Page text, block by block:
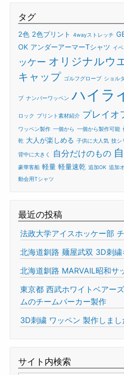
タグ
2色 2色プリント 4wayストレッチ
OK アンダーアーマーTシャツ イ
ッケー オリジナルウ
キャップ ゴルフグローブ ショル
ブ ナンバーワッペン ハイラ
ロック プリント素材紹介 プレイオ
ワッペン製作 一個から 一個から製作可能
乾 大人が楽しめる 子供に大人気 技シ
背中に大きく 自分だけのもの
豪華客船 軽量 軽量速乾 追加OK 追加
動会用Tシャツ
最近の投稿
法政大学アイスホッケー部
北海道釧路 麺屋武双 3D刺
北海道釧路 MARVAIL昭和サ
東京都 西武ホワイトベアー
ムのチームパーカー製作
3D刺繍 ワッペン 製作しまし
サイト内検索